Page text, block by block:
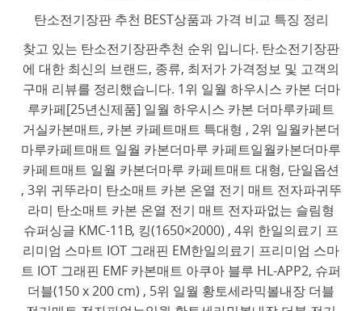
탄소전기장판 추천 BEST상품과 가격 비교 특징 정리
찾고 있는 탄소전기장판추천 순위 입니다. 탄소전기장판
에 대한 최신의 브랜드, 종류, 최저가 가격정보 및 고객의
구매 리뷰를 정리했습니다. 1위 일월 하우시스 카본 더마
루카페[25년신제품] 일월 하우시스 카본 더마루카페트
거실카본매트, 카본 카페트매트 특대형 , 2위 일월카본더
마루카페트매트 일월 카본더마루 카페트일월카본더마루
카페트매트 일월 카본더마루 카페트매트 대형, 단일옵션
, 3위 귀뚜라미 탄소매트 카본 온열 전기 매트 전자파귀뚜
라미 탄소매트 카본 온열 전기 매트 전자파없는 슬림형
슈퍼싱글 KMC-11B, 킹(1650×2000) , 4위 한일의료기 프
리미엄 스마트 IOT 그래핀 EM한일의료기 프리미엄 스마
트 IOT 그래핀 EMF 카본매트 아쿠아 블루 HL-APP2, 슈퍼
더블(150 x 200 cm) , 5위 일월 황토세라믹볼내장 더블